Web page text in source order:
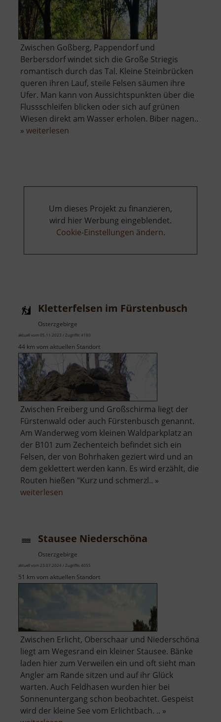
Zwischen Goßberg, Pappendorf und
Berbersdorf windet sich die Große Striegis
romantisch durch das Tal. Kleine Steinbrücken
queren ihren Lauf, steile Felsen säumen ihre
Ufer. Man kann von Aussichtspunkten über die
Flussschleifen blicken oder sich auf grünen
Wiesen direkt am Wasser erholen. Biber nagen..
» weiterlesen
Berbersdorf
Um dieses Projekt zu finanzieren,
wird hier Werbung eingeblendet.
Cookie-Einstellungen ändern.
Kletterfelsen im Fürstenbusch
Osterzgebirge
aktuell vom 05.11.2023 / Zugriffe: 4180
44 km vom aktuellen Standort
Zwischen Freiberg und Großschirma liegt der
Fürstenwald oder auch Fürstenbusch genannt.
Am Wanderweg vom kleinen Waldparkplatz an
der B101 zum Zechenteich befindet sich ein
Felsen, der von Bohrhaken geziert wird und an
dem geklettert werden kann. Es wird erzählt, die
Routen hießen "Kurz und schmerzl.. »
weiterlesen
Stausee Niederschöna
Osterzgebirge
aktuell vom 23.07.2024 / Zugriffe: 4055
51 km vom aktuellen Standort
Zwischen Erlicht, Oberschaar und Niederschöna
liegt am Wegesrand ein kleiner Stausee. Bänke
laden hier zum Verweilen ein und oft sieht man
Angler am Rande sitzen und auf ihr Glück
warten. Auch Feldhasen wurden hier bei
Sonnenuntergang schon beobachtet. Gespeist
wird der kleine See vom Erlichtbach. .. »